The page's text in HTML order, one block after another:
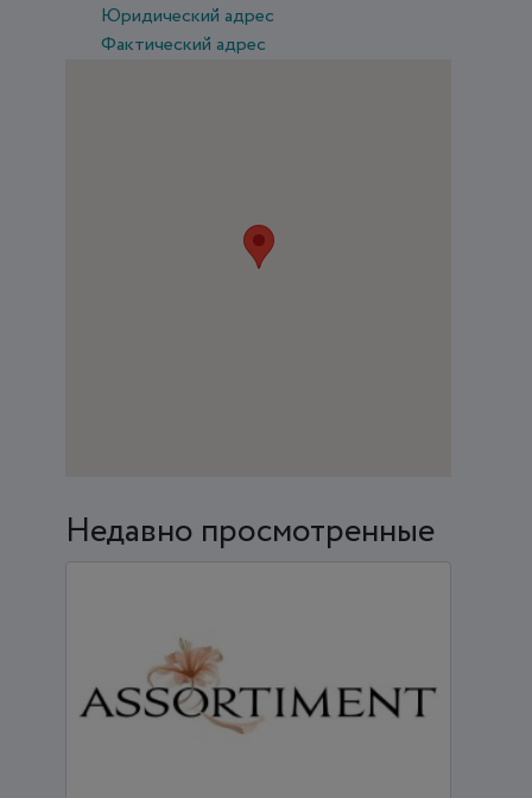
Юридический адрес
Фактический адрес
Недавно просмотренные